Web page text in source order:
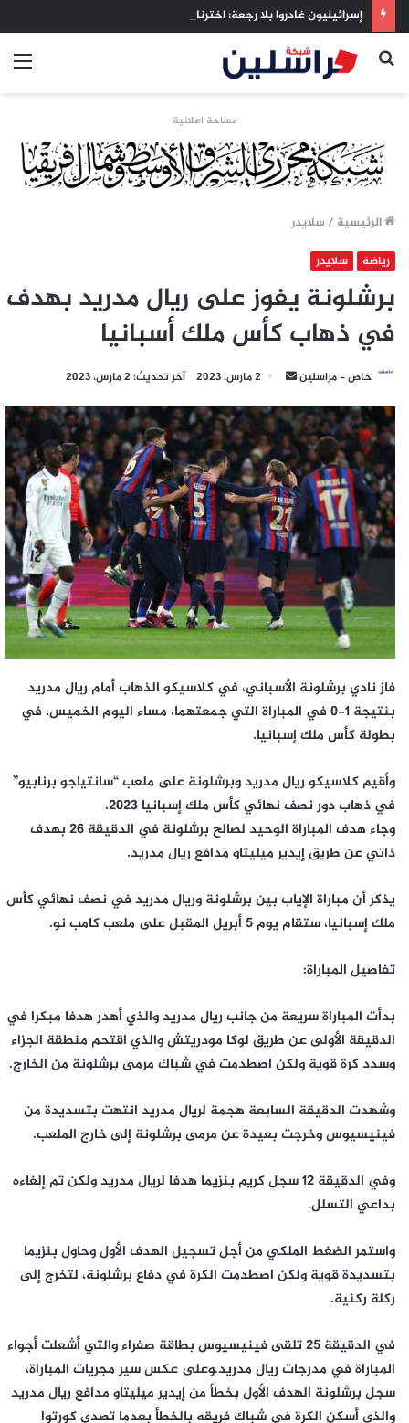
إسرائيليون غادروا بلا رجعة: اخترنا الهجرة لنعيش بلا خوف
بحث
مساحة اعلانية
الرئيسية / سلايدر
رياضة سلايدر
برشلونة يفوز على ريال مدريد بهدف
في ذهاب كأس ملك أسبانيا
خاص - مراسلين
أرسل
إلكترونيا
2 مارس، 2023 آخر تحديث: 2 مارس، 2023
فاز نادي برشلونة الأسباني، في كلاسيكو الذهاب أمام ريال مدريد
بنتيجة 1-0 في المباراة التي جمعتهما، مساء اليوم الخميس، في
بطولة كأس ملك إسبانيا.
وأقيم كلاسيكو ريال مدريد وبرشلونة على ملعب “سانتياجو برنابيو”
في ذهاب دور نصف نهائي كأس ملك إسبانيا 2023.
وجاء هدف المباراة الوحيد لصالح برشلونة في الدقيقة 26 بهدف
ذاتي عن طريق إيدير ميليتاو مدافع ريال مدريد.
يذكر أن مباراة الإياب بين برشلونة وريال مدريد في نصف نهائي كأس
ملك إسبانيا، ستقام يوم 5 أبريل المقبل على ملعب كامب نو.
تفاصيل المباراة:
بدأت المباراة سريعة من جانب ريال مدريد والذي أهدر هدفا مبكرا في
الدقيقة الأولى عن طريق لوكا مودريتش والذي اقتحم منطقة الجزاء
وسدد كرة قوية ولكن اصطدمت في شباك مرمى برشلونة من الخارج.
وشهدت الدقيقة السابعة هجمة لريال مدريد انتهت بتسديدة من
فينيسيوس وخرجت بعيدة عن مرمى برشلونة إلى خارج الملعب.
وفي الدقيقة 12 سجل كريم بنزيما هدفا لريال مدريد ولكن تم إلغاءه
بداعي التسلل.
واستمر الضغط الملكي من أجل تسجيل الهدف الأول وحاول بنزيما
بتسديدة قوية ولكن اصطدمت الكرة في دفاع برشلونة، لتخرج إلى
ركلة ركنية.
في الدقيقة 25 تلقى فينيسيوس بطاقة صفراء والتي أشعلت أجواء
المباراة في مدرجات ريال مدريد.وعلى عكس سير مجريات المباراة،
سجل برشلونة الهدف الأول بخطأ من إيدير ميليتاو مدافع ريال مدريد
والذي أسكن الكرة في شباك فريقه بالخطأ بعدما تصدى كورتوا